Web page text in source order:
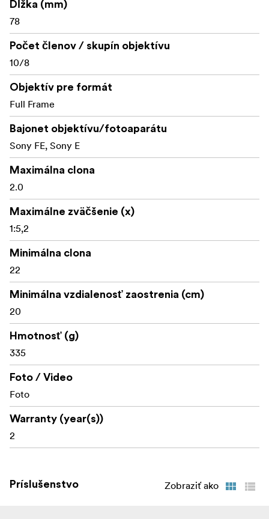
Bajonety fotoaparátu: E
Dĺžka (mm)
78
Počet členov / skupín objektívu
10/8
Objektív pre formát
Full Frame
Bajonet objektívu/fotoaparátu
Sony FE, Sony E
Maximálna clona
2.0
Maximálne zväčšenie (x)
1:5,2
Minimálna clona
22
Minimálna vzdialenosť zaostrenia (cm)
20
Hmotnosť (g)
335
Foto / Video
Foto
Warranty (year(s))
2
Príslušenstvo Zobraziť ako